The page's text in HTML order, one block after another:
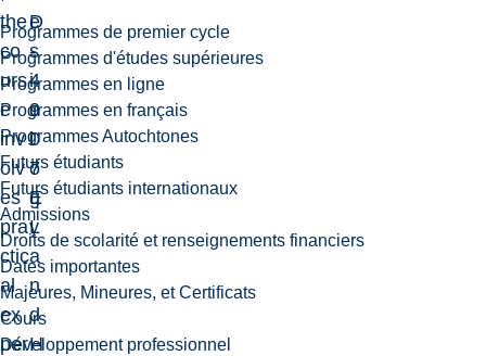
Programmes de premier cycle
Programmes d'études supérieures
Programmes en ligne
Programmes en français
Programmes Autochtones
Futurs étudiants
Futurs étudiants internationaux
Admissions
Droits de scolarité et renseignements financiers
Dates importantes
Majeures, Mineures, et Certificats
Cours
Développement professionnel
the
co
urs
e
inv
olv
es
pra
ctic
al
ex
per
D
-
4
9
0
7
E
L
e
s
i
o
l
o
g
y
a
n
d
H